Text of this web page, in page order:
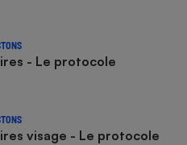
- Le protocole
visage - Le protocole